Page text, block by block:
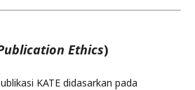
Ethics)
KATE didasarkan pada